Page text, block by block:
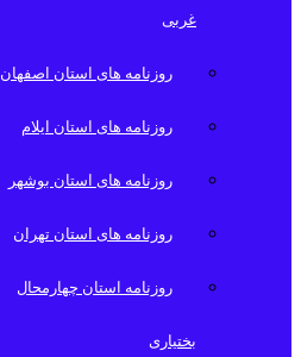
غربی
روزنامه های استان اصفهان
روزنامه های استان ایلام
روزنامه های استان بوشهر
روزنامه های استان تهران
روزنامه استان چهارمحال
بختیاری